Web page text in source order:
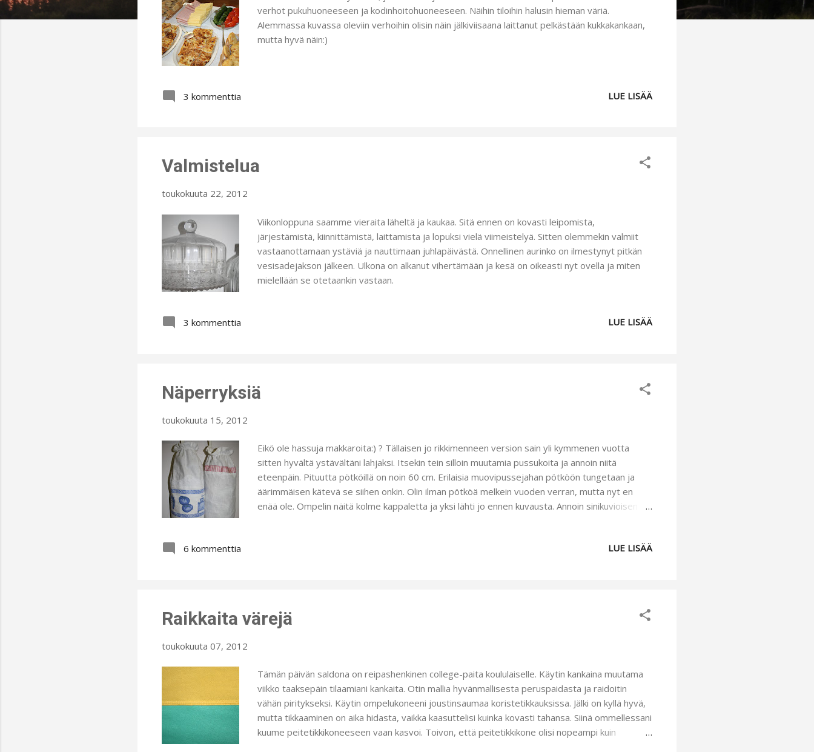
verhot pukuhuoneeseen ja kodinhoitohuoneeseen. Näihin tiloihin halusin hieman väriä.
Alemmassa kuvassa oleviin verhoihin olisin näin jälkiviisaana laittanut pelkästään kukkakankaan,
mutta hyvä näin:)
3 kommenttia LUE LISÄÄ
Valmistelua
toukokuuta 22, 2012
Viikonloppuna saamme vieraita läheltä ja kaukaa. Sitä ennen on kovasti leipomista,
järjestämistä, kiinnittämistä, laittamista ja lopuksi vielä viimeistelyä. Sitten olemmekin valmiit
vastaanottamaan ystäviä ja nauttimaan juhlapäivästä. Onnellinen aurinko on ilmestynyt pitkän
vesisadejakson jälkeen. Ulkona on alkanut vihertämään ja kesä on oikeasti nyt ovella ja miten
mielellään se otetaankin vastaan.
3 kommenttia LUE LISÄÄ
Näperryksiä
toukokuuta 15, 2012
Eikö ole hassuja makkaroita:) ? Tällaisen jo rikkimenneen version sain yli kymmenen vuotta
sitten hyvältä ystävältäni lahjaksi. Itsekin tein silloin muutamia pussukoita ja annoin niitä
eteenpäin. Pituutta pötköillä on noin 60 cm. Erilaisia muovipussejahan pötköön tungetaan ja
äärimmäisen kätevä se siihen onkin. Olin ilman pötköä melkein vuoden verran, mutta nyt en
enää ole. Ompelin näitä kolme kappaletta ja yksi lähti jo ennen kuvausta. Annoin sinikuvioisen
ihmeissään. Laitoinkin lakit hyvään säilytykseen leikkien jälkeen, sillä näitä on mukava ihastella
6 kommenttia LUE LISÄÄ
Raikkaita värejä
toukokuuta 07, 2012
Tämän päivän saldona on reipashenkinen college-paita koululaiselle. Käytin kankaina muutama
viikko taaksepäin tilaamiani kankaita. Otin mallia hyvänmallisesta peruspaidasta ja raidoitin
vähän piritykseksi. Käytin ompelukoneeni joustinsaumaa koristetikkauksissa. Jälki on kyllä hyvä,
mutta tikkaaminen on aika hidasta, vaikka kaasuttelisi kuinka kovasti tahansa. Siinä ommellessani
kuume peitetikkikoneeseen vaan kasvoi. Toivon, että peitetikkikone olisi nopeampi kuin